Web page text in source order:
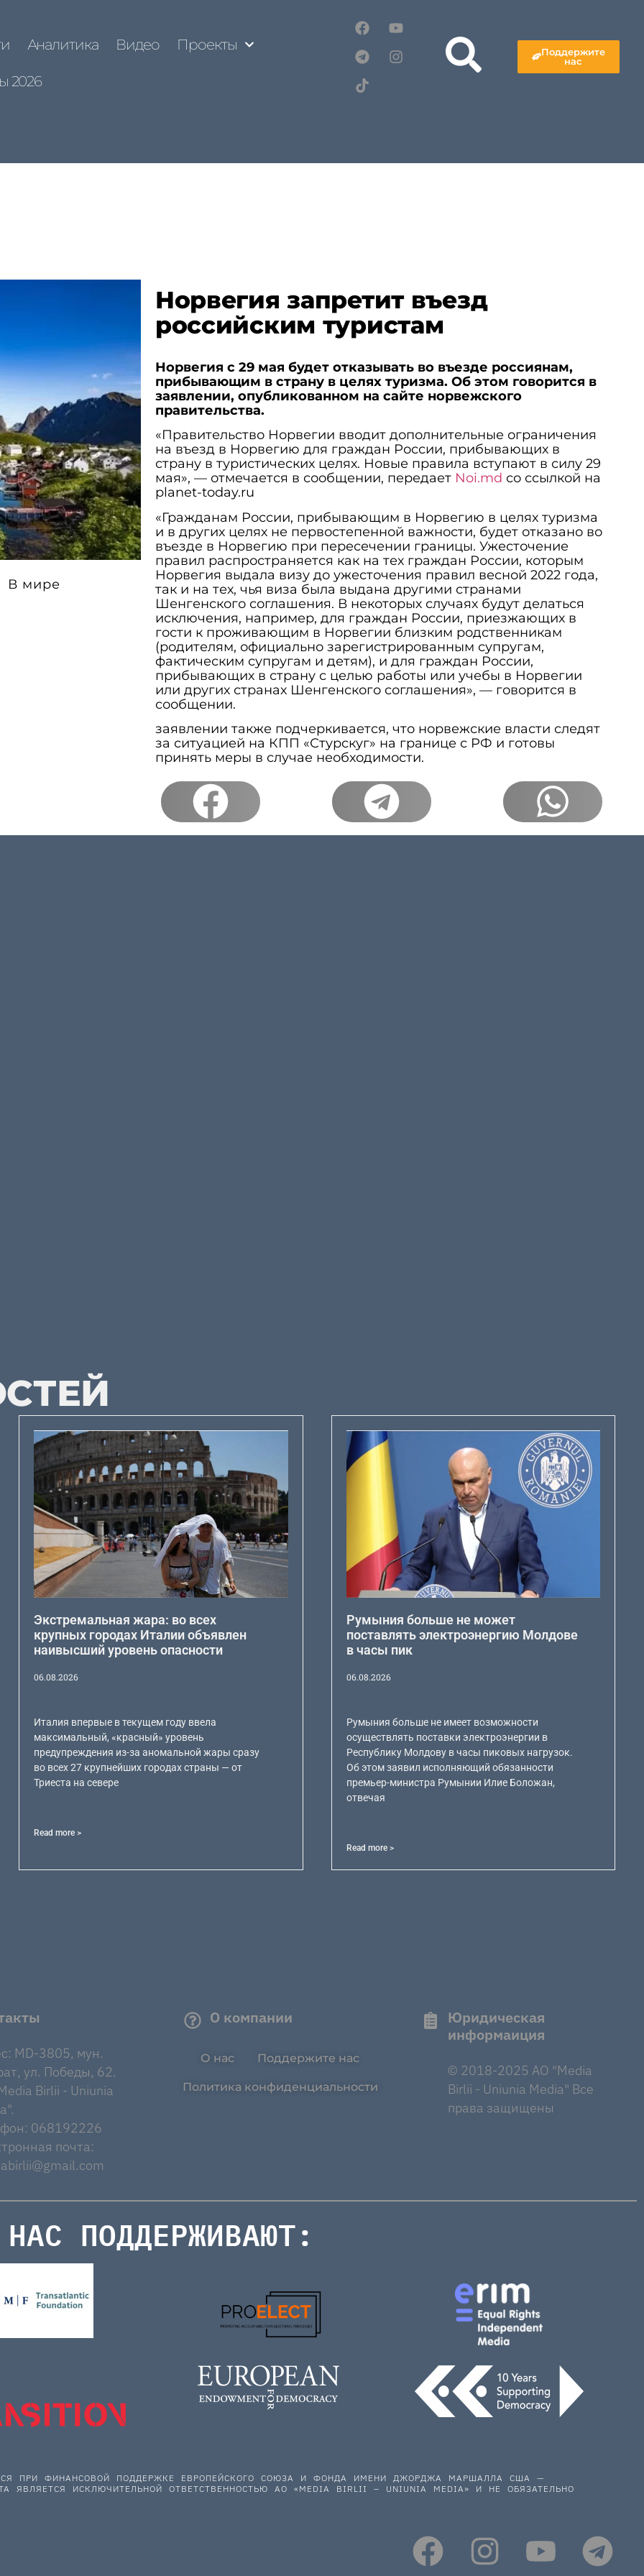
Аналитика Видео Проекты
2026
Поддержите
нас
В мире
Норвегия запретит въезд
российским туристам
Норвегия с 29 мая будет отказывать во въезде россиянам,
прибывающим в страну в целях туризма. Об этом говорится в
заявлении, опубликованном на сайте норвежского
правительства.
«Правительство Норвегии вводит дополнительные ограничения
на въезд в Норвегию для граждан России, прибывающих в
страну в туристических целях. Новые правила вступают в силу 29
мая», — отмечается в сообщении, передает Noi.md со ссылкой на
planet-today.ru
«Гражданам России, прибывающим в Норвегию в целях туризма
и в других целях не первостепенной важности, будет отказано во
въезде в Норвегию при пересечении границы. Ужесточение
правил распространяется как на тех граждан России, которым
Норвегия выдала визу до ужесточения правил весной 2022 года,
так и на тех, чья виза была выдана другими странами
Шенгенского соглашения. В некоторых случаях будут делаться
исключения, например, для граждан России, приезжающих в
гости к проживающим в Норвегии близким родственникам
(родителям, официально зарегистрированным супругам,
фактическим супругам и детям), и для граждан России,
прибывающих в страну с целью работы или учебы в Норвегии
или других странах Шенгенского соглашения», — говорится в
сообщении.
заявлении также подчеркивается, что норвежские власти следят
за ситуацией на КПП «Стурскуг» на границе с РФ и готовы
принять меры в случае необходимости.
Экстремальная жара: во всех
крупных городах Италии объявлен
наивысший уровень опасности
06.08.2026
Италия впервые в текущем году ввела
максимальный, «красный» уровень
предупреждения из-за аномальной жары сразу
во всех 27 крупнейших городах страны — от
Триеста на севере
Read more >
Румыния больше не может
поставлять электроэнергию Молдове
в часы пик
06.08.2026
Румыния больше не имеет возможности
осуществлять поставки электроэнергии в
Республику Молдову в часы пиковых нагрузок.
Об этом заявил исполняющий обязанности
премьер-министра Румынии Илие Боложан,
отвечая
Read more >
MD-3805, мун.
ул. Победы, 62.
Birlii - Uniunia
068192226
почта:
О компании
О нас Поддержите нас
Политика конфиденциальности
Юридическая
информаиция
© 2018-2025 AO "Media
Birlii - Uniunia Media" Все
права защищены
НАС ПОДДЕРЖИВАЮТ:
ПРИ ФИНАНСОВОЙ ПОДДЕРЖКЕ ЕВРОПЕЙСКОГО СОЮЗА И ФОНДА ИМЕНИ ДЖОРДЖА МАРШАЛЛА США —
ЯВЛЯЕТСЯ ИСКЛЮЧИТЕЛЬНОЙ ОТВЕТСТВЕННОСТЬЮ АО «MEDIA BIRLII – UNIUNIA MEDIA» И НЕ ОБЯЗАТЕЛЬНО